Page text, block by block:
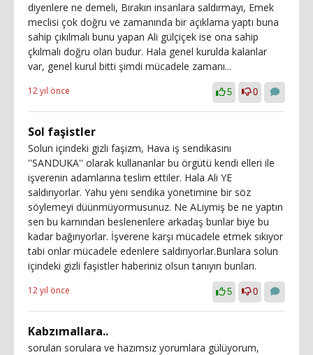
diyenlere ne demeli, Bırakın insanlara saldırmayı, Emek
meclisi çok doğru ve zamanında bir açıklama yaptı buna
sahip çıkılmalı bunu yapan Ali gülçiçek ise ona sahip
çkılmalı doğru olan budur. Hala genel kurulda kalanlar
var, genel kurul bitti şimdi mücadele zamanı...
12 yıl önce 5 0
Sol faşistler
Solun içindeki gizli faşizm, Hava iş sendikasını
''SANDUKA'' olarak kullananlar bu örgütü kendi elleri ile
işverenin adamlarına teslim ettiler. Hala Ali YE
saldırıyorlar. Yahu yeni sendika yönetimine bir söz
söylemeyi düünmüyormusunuz. Ne ALiymiş be ne yaptın
sen bu karnından beslenenlere arkadaş bunlar biye bu
kadar bağırıyorlar. İşverene karşı mücadele etmek sıkıyor
tabi onlar mücadele edenlere saldırıyorlar.Bunlara solun
içindeki gizli faşistler haberiniz olsun tanıyın bunları.
12 yıl önce 5 0
Kabzımallara..
sorulan sorulara ve hazımsız yorumlara gülüyorum,